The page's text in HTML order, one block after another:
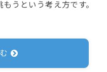
うという考え方です。